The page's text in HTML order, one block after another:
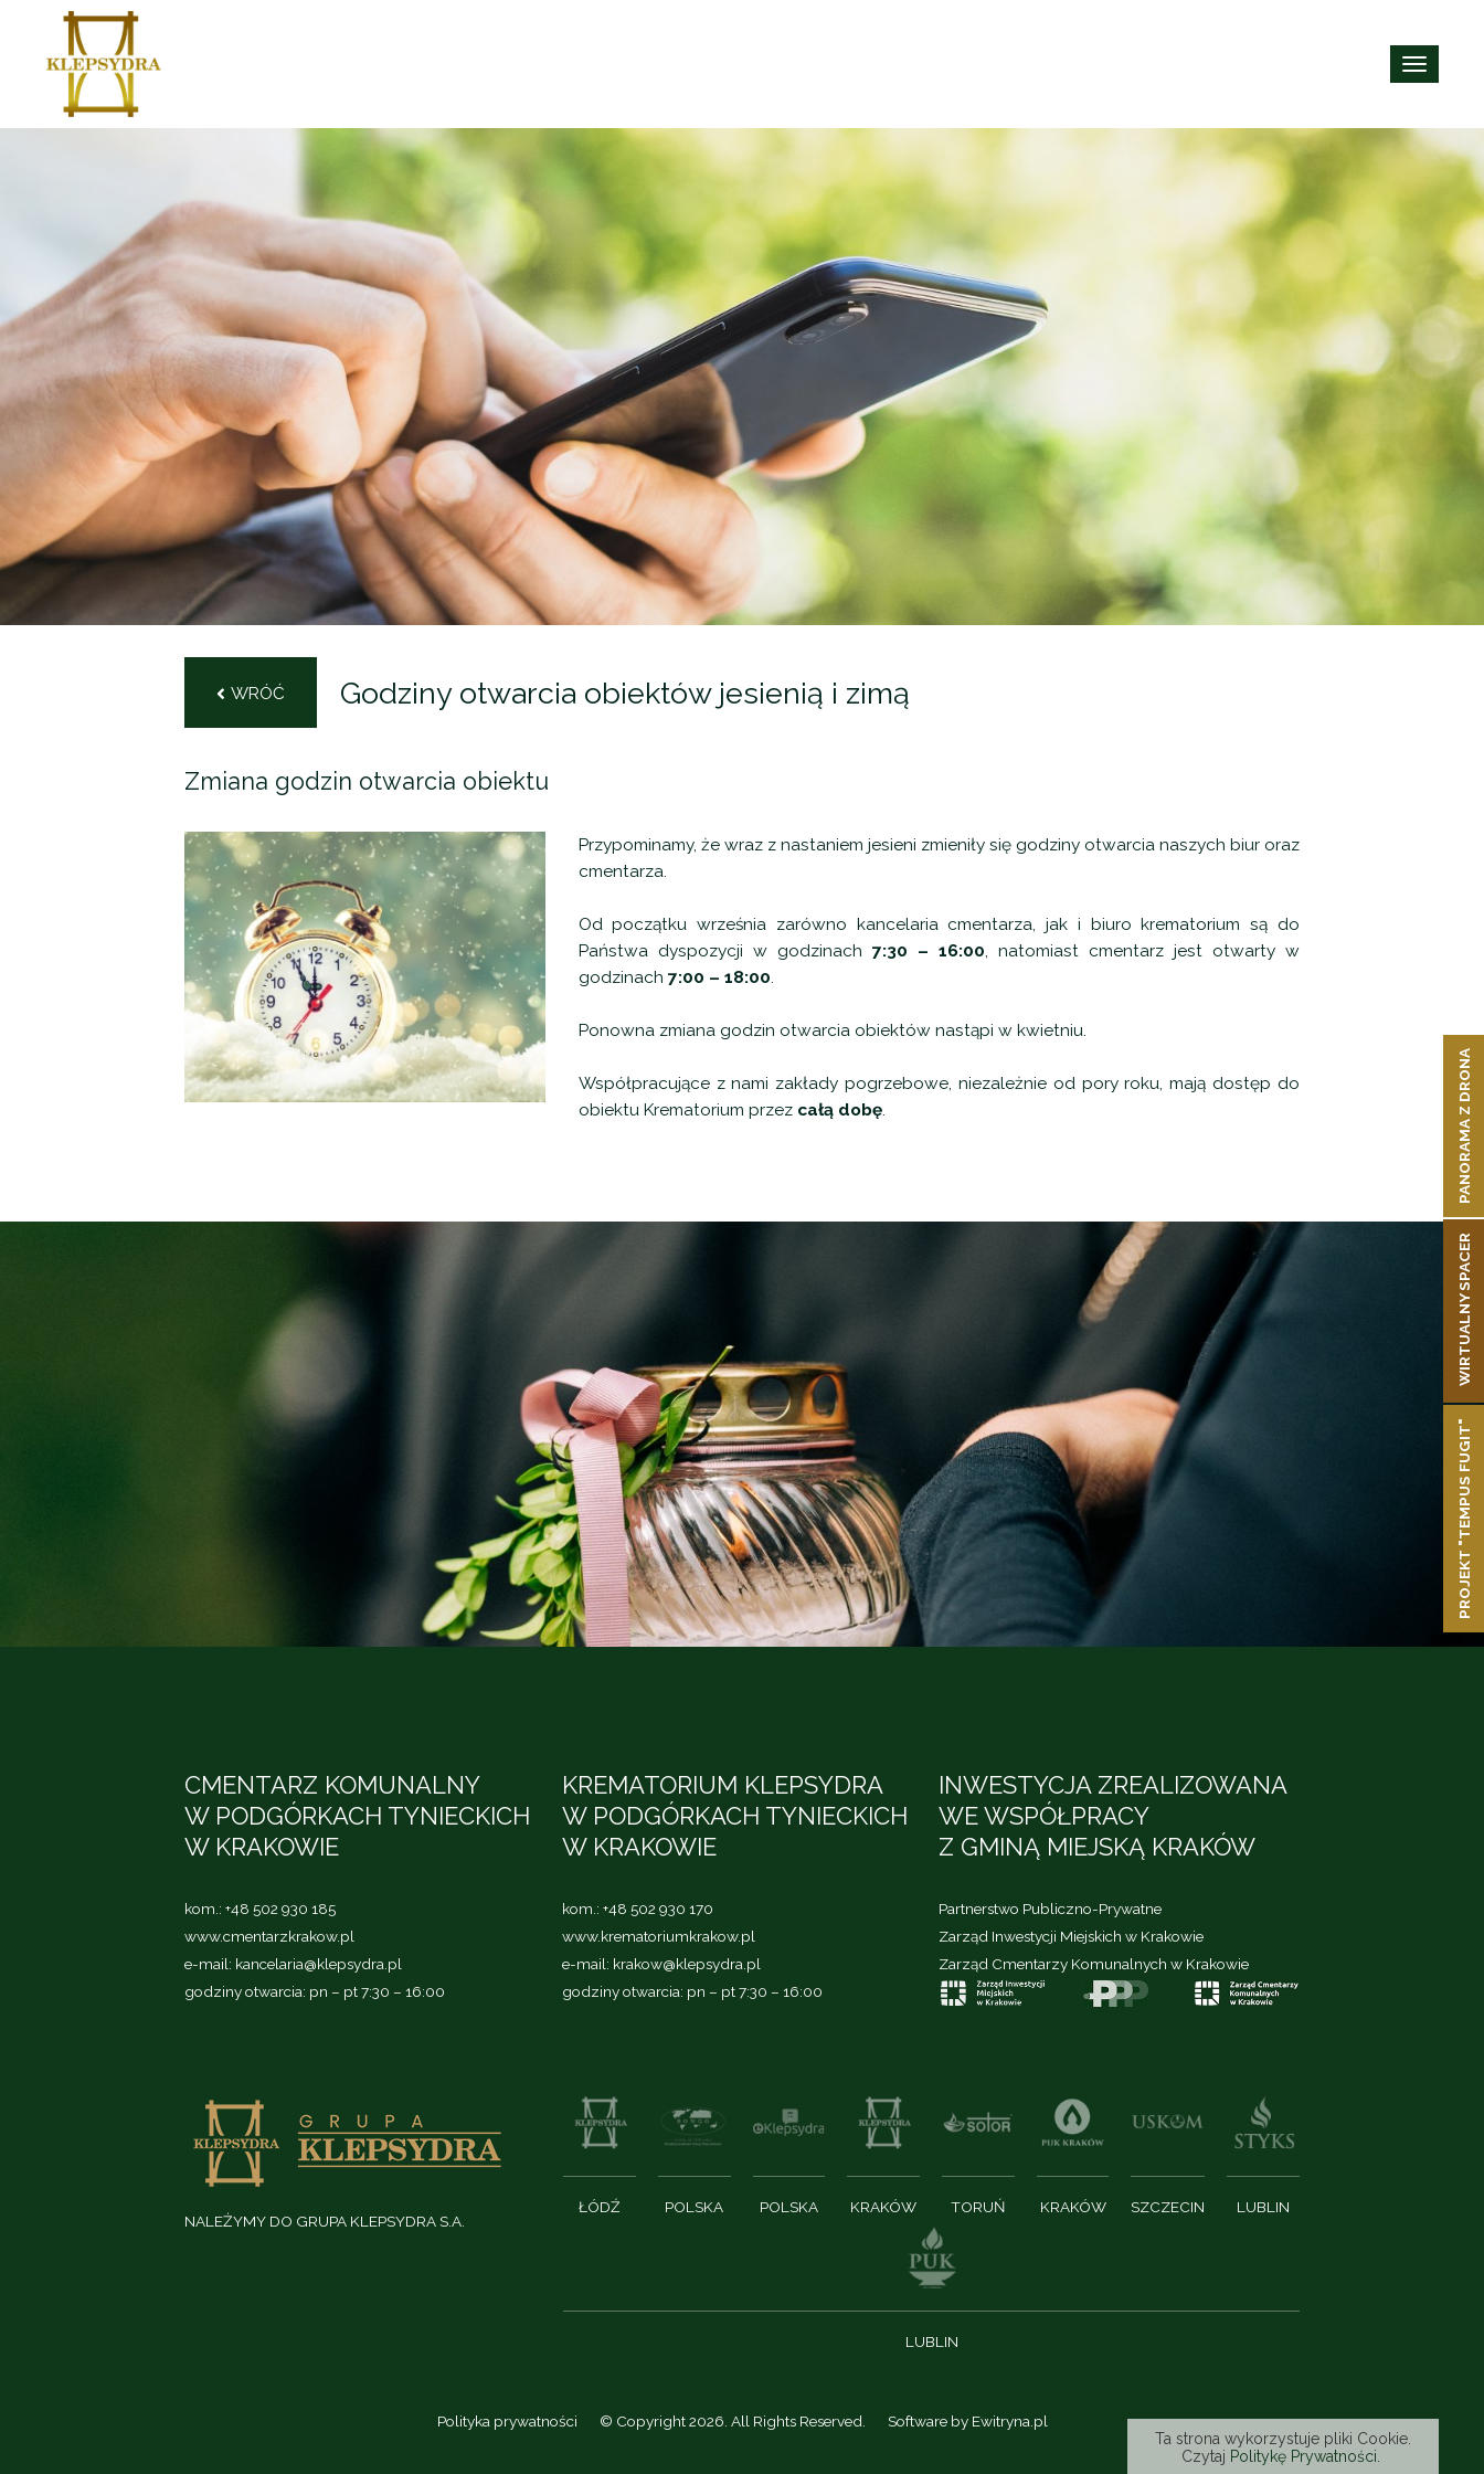
WRÓĆ Godziny otwarcia obiektów jesienią i zimą
Zmiana godzin otwarcia obiektu
Przypominamy, że wraz z nastaniem jesieni zmieniły się godziny otwarcia naszych biur oraz
cmentarza.
Od początku września zarówno kancelaria cmentarza, jak i biuro krematorium są do
Państwa dyspozycji w godzinach 7:30 – 16:00, natomiast cmentarz jest otwarty w
godzinach 7:00 – 18:00.
Ponowna zmiana godzin otwarcia obiektów nastąpi w kwietniu.
Współpracujące z nami zakłady pogrzebowe, niezależnie od pory roku, mają dostęp do
obiektu Krematorium przez całą dobę.
CMENTARZ KOMUNALNY
W PODGÓRKACH TYNIECKICH
W KRAKOWIE
kom.: +48 502 930 185
www.cmentarzkrakow.pl
e-mail: kancelaria@klepsydra.pl
godziny otwarcia: pn – pt 7:30 – 16:00
KREMATORIUM KLEPSYDRA
W PODGÓRKACH TYNIECKICH
W KRAKOWIE
kom.: +48 502 930 170
www.krematoriumkrakow.pl
e-mail: krakow@klepsydra.pl
godziny otwarcia: pn – pt 7:30 – 16:00
INWESTYCJA ZREALIZOWANA
WE WSPÓŁPRACY
Z GMINĄ MIEJSKĄ KRAKÓW
Partnerstwo Publiczno-Prywatne
Zarząd Inwestycji Miejskich w Krakowie
Zarząd Cmentarzy Komunalnych w Krakowie
NALEŻYMY DO GRUPA KLEPSYDRA S.A.
ŁÓDŹ POLSKA POLSKA KRAKÓW TORUŃ KRAKÓW SZCZECIN LUBLIN
LUBLIN
Polityka prywatności © Copyright 2026. All Rights Reserved. Software by Ewitryna.pl
PROJEKT "TEMPUS FUGIT"
WIRTUALNY SPACER
PANORAMA Z DRONA
Ta strona wykorzystuje pliki Cookie.
Czytaj Politykę Prywatności.